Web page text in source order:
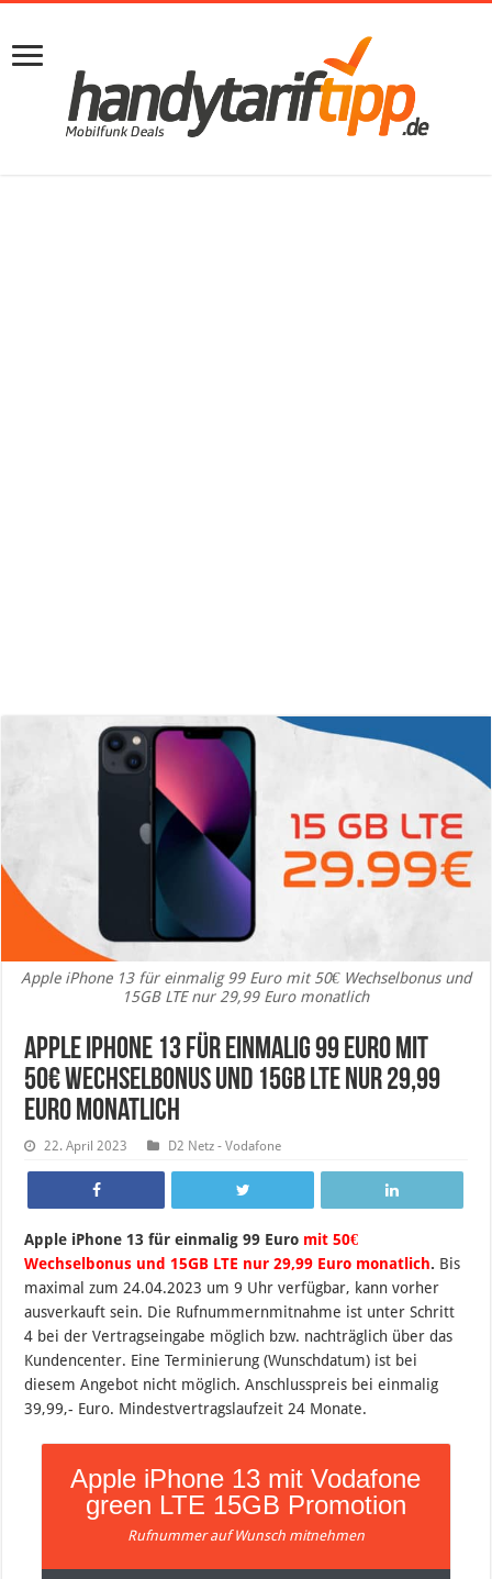
Apple iPhone 13 für einmalig 99 Euro mit 50€ Wechselbonus und
15GB LTE nur 29,99 Euro monatlich
Apple iPhone 13 für einmalig 99 Euro mit
50€ Wechselbonus und 15GB LTE nur 29,99
Euro monatlich
22. April 2023 D2 Netz - Vodafone
Apple iPhone 13 für einmalig 99 Euro mit 50€
Wechselbonus und 15GB LTE nur 29,99 Euro monatlich. Bis
maximal zum 24.04.2023 um 9 Uhr verfügbar, kann vorher
ausverkauft sein. Die Rufnummernmitnahme ist unter Schritt
4 bei der Vertragseingabe möglich bzw. nachträglich über das
Kundencenter. Eine Terminierung (Wunschdatum) ist bei
diesem Angebot nicht möglich. Anschlusspreis bei einmalig
39,99,- Euro. Mindestvertragslaufzeit 24 Monate.
Apple iPhone 13 mit Vodafone
green LTE 15GB Promotion
Rufnummer auf Wunsch mitnehmen